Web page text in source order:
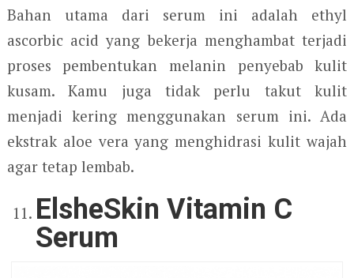
Bahan utama dari serum ini adalah ethyl
ascorbic acid yang bekerja menghambat terjadi
proses pembentukan melanin penyebab kulit
kusam. Kamu juga tidak perlu takut kulit
menjadi kering menggunakan serum ini. Ada
ekstrak aloe vera yang menghidrasi kulit wajah
agar tetap lembab.
ElsheSkin Vitamin C
Serum